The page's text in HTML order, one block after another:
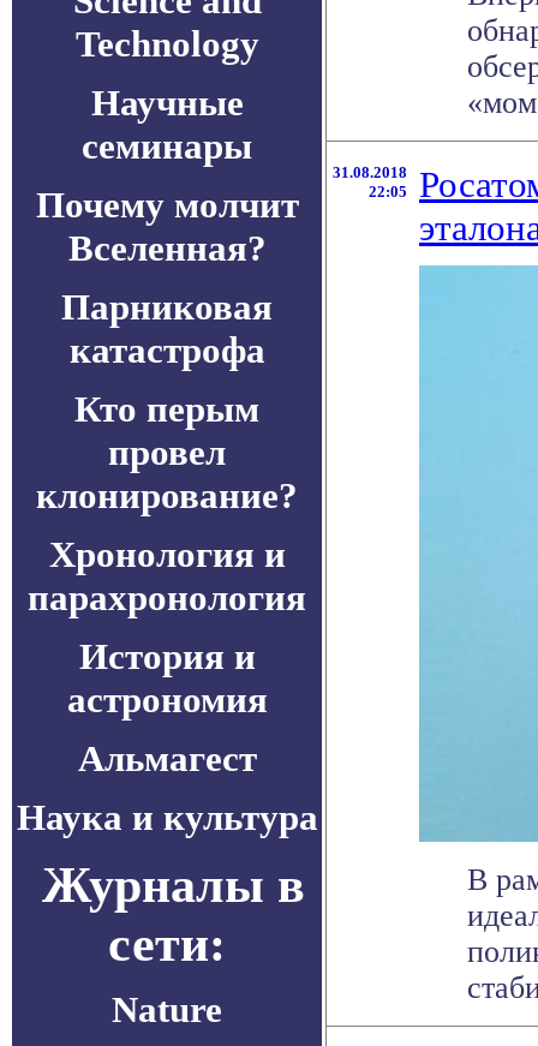
Technology
Научные
семинары
Почему молчит
Вселенная?
Парниковая
катастрофа
Кто перым
провел
клонирование?
Хронология и
парахронология
История и
астрономия
Альмагест
Наука и культура
Журналы в
сети:
Nature
31.08.2018
22:05
В